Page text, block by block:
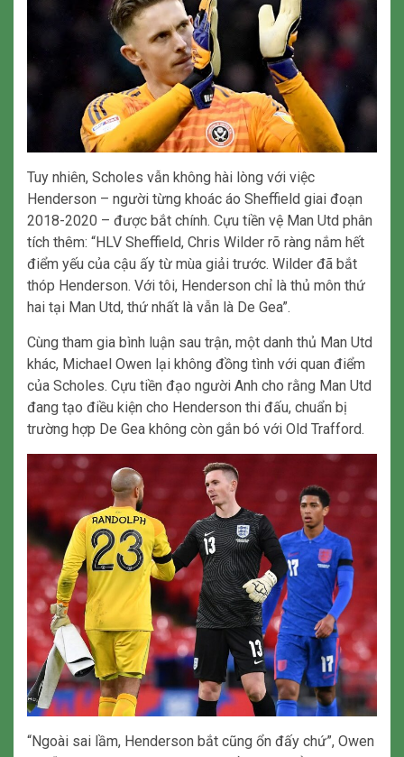
Tuy nhiên, Scholes vẫn không hài lòng với việc
Henderson – người từng khoác áo Sheffield giai đoạn
2018-2020 – được bắt chính. Cựu tiền vệ Man Utd phân
tích thêm: “HLV Sheffield, Chris Wilder rõ ràng nắm hết
điểm yếu của cậu ấy từ mùa giải trước. Wilder đã bắt
thóp Henderson. Với tôi, Henderson chỉ là thủ môn thứ
hai tại Man Utd, thứ nhất là vẫn là De Gea”.
Cùng tham gia bình luận sau trận, một danh thủ Man Utd
khác, Michael Owen lại không đồng tình với quan điểm
của Scholes. Cựu tiền đạo người Anh cho rằng Man Utd
đang tạo điều kiện cho Henderson thi đấu, chuẩn bị
trường hợp De Gea không còn gắn bó với Old Trafford.
“Ngoài sai lầm, Henderson bắt cũng ổn đấy chứ”, Owen